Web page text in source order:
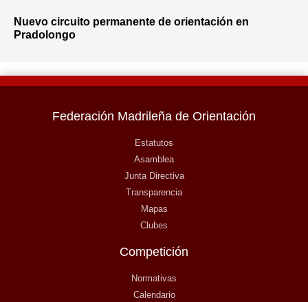
Nuevo circuito permanente de orientación en
Pradolongo
Federación Madrileña de Orientación
Estatutos
Asamblea
Junta Directiva
Transparencia
Mapas
Clubes
Competición
Normativas
Calendario